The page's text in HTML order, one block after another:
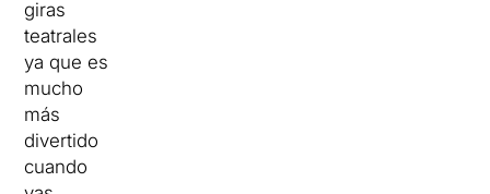
giras
teatrales
ya que es
mucho
más
divertido
cuando